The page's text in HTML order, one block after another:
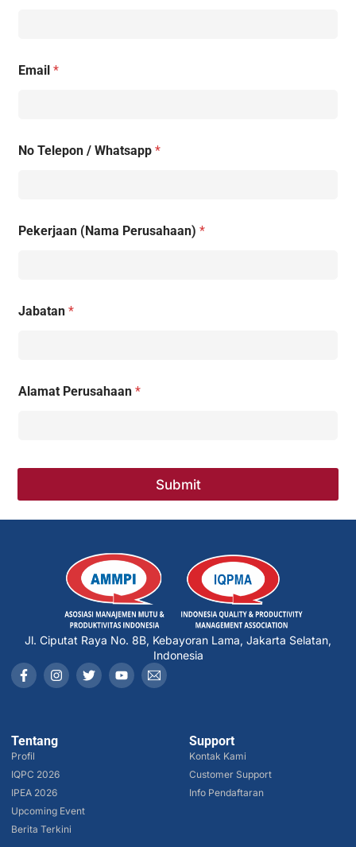
Email*
No Telepon / Whatsapp*
Pekerjaan (Nama Perusahaan)*
Jabatan*
Alamat Perusahaan*
Submit
Jl. Ciputat Raya No. 8B, Kebayoran Lama, Jakarta Selatan,
Indonesia
Tentang
Profil
IQPC 2026
IPEA 2026
Upcoming Event
Berita Terkini
Support
Kontak Kami
Customer Support
Info Pendaftaran